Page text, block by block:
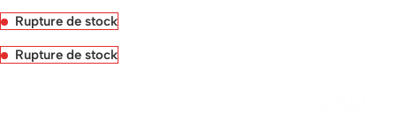
Rupture de stock
Rupture de stock